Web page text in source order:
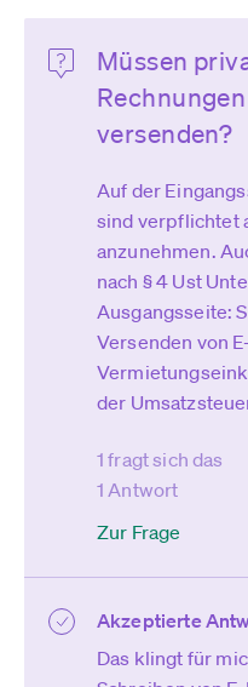
Müssen
versenden?
Auf der
sind verpflichtet
anzunehmen.
nach § 4 Ust
Ausgangsseite:
Versenden von
der
1 fragt sich das
1 Antwort
Zur Frage
Akzeptierte
Das klingt für